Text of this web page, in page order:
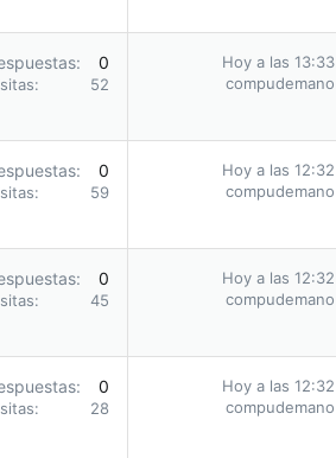
0
52
Hoy a las 13:33
compudemano
0
59
Hoy a las 12:32
compudemano
0
45
Hoy a las 12:32
compudemano
0
28
Hoy a las 12:32
compudemano